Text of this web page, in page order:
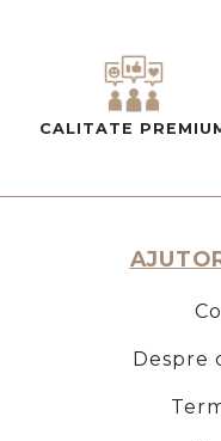
CALITATE
Despre